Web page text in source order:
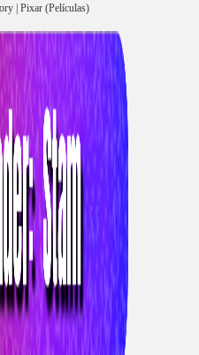
| Pixar (Películas)